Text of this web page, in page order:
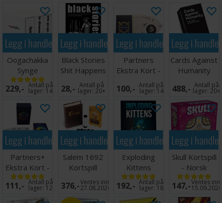
Legg i handlekurven
Oogachakka
Synge
Kortspill
229,- Antall på
lager: 14
Legg i handlekurven
Black Stories
Shit Happens
Kortspill
28,- Antall på
lager:20+
Legg i handlekurven
Partners
Ekstra Kort -
Norsk
100,- Antall på
lager: 14
Legg i
Cards Against
Humanity
Kortspill
488,- Antall på
lager:20+
Legg i handlekurven
Partners+
Ekstra Kort -
Norsk
111,- Antall på
lager: 12
Legg i handlekurven
Salem 1692
Kortspill
376,-Ventes inn
27.08.2026
Legg i handlekurven
Exploding
Kittens
Imploding
Kittens Exp
192,- Antall på
lager: 18
Legg i
Skull Kortspill
- Norsk
utgave
147,-Ventes inn
15.09.2026